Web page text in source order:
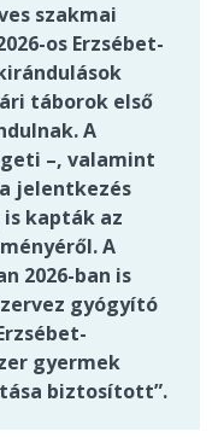
szakmai
os Erzsébet-
táborok első
A
–, valamint
jelentkezés
kapták az
A
2026-ban is
gyógyító
gyermek
biztosított”.